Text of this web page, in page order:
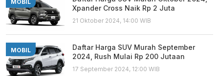
MOBIL
Xpander Cross Naik Rp 2 Juta
21 Oktober 2024, 14:00 WIB
MOBIL
Daftar Harga SUV Murah September
2024, Rush Mulai Rp 200 Jutaan
17 September 2024, 12:00 WIB